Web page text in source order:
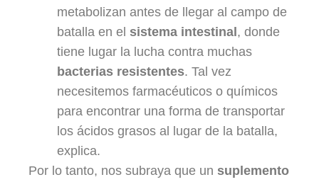
metabolizan antes de llegar al campo de
batalla en el sistema intestinal, donde
tiene lugar la lucha contra muchas
bacterias resistentes. Tal vez
necesitemos farmacéuticos o químicos
para encontrar una forma de transportar
los ácidos grasos al lugar de la batalla,
explica.
Por lo tanto, nos subraya que un suplemento